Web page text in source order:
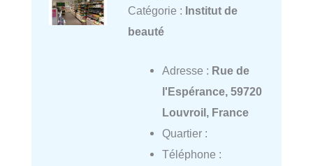
Catégorie : Institut de
beauté
Adresse : Rue de
l'Espérance, 59720
Louvroil, France
Quartier :
Téléphone :